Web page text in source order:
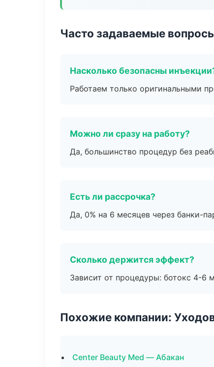
Часто задаваемые
Насколько безопасны
Работаем только оригинальными
Можно ли сразу на работу?
Да, большинство процедур без
Есть ли рассрочка?
Да, 0% на 6 месяцев через банки-
Сколько держится эффект?
Зависит от процедуры: ботокс 4-6
Похожие компании:
Center Beauty Med — Абакан